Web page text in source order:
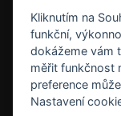
Kliknutím na
funkční,
dokážeme vám
měřit funkčnost
preference
Nastavení